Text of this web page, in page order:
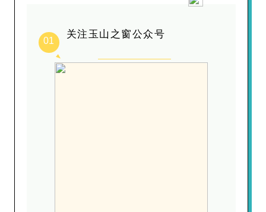
01
关注玉山之窗公众号